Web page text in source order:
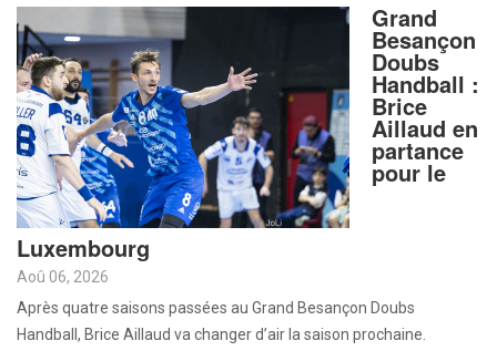
Grand
Besançon
Doubs
Handball :
Brice
Aillaud en
partance
pour le
Luxembourg
Aoû 06, 2026
Après quatre saisons passées au Grand Besançon Doubs
Handball, Brice Aillaud va changer d’air la saison prochaine.